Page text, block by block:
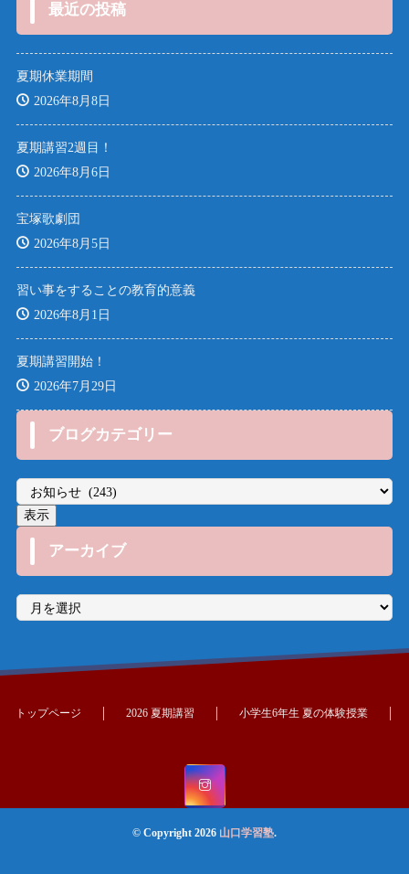
最近の投稿
夏期休業期間
2026年8月8日
夏期講習2週目！
2026年8月6日
宝塚歌劇団
2026年8月5日
習い事をすることの教育的意義
2026年8月1日
夏期講習開始！
2026年7月29日
ブログカテゴリー
アーカイブ
ア
カ
トップページ 2026 夏期講習 小学生6年生 夏の体験授業
© Copyright 2026 山口学習塾.